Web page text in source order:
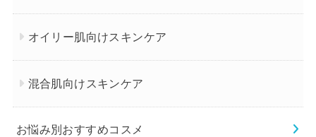
オイリー肌向けスキンケア
混合肌向けスキンケア
お悩み別おすすめコスメ